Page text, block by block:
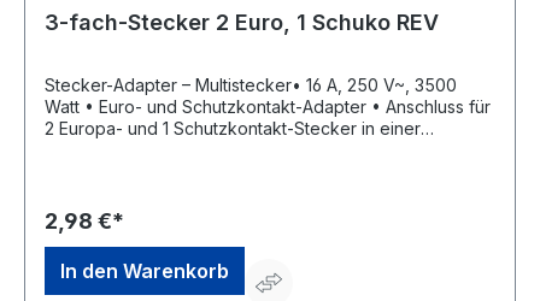
3-fach-Stecker 2 Euro, 1 Schuko REV
Stecker-Adapter – Multistecker• 16 A, 250 V~, 3500
Watt • Euro- und Schutzkontakt-Adapter • Anschluss für
2 Europa- und 1 Schutzkontakt-Stecker in einer
2,98 €*
In den Warenkorb